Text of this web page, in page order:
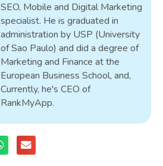
SEO, Mobile and Digital Marketing
specialist. He is graduated in
administration by USP (University
of Sao Paulo) and did a degree of
Marketing and Finance at the
European Business School, and,
Currently, he's CEO of
RankMyApp.